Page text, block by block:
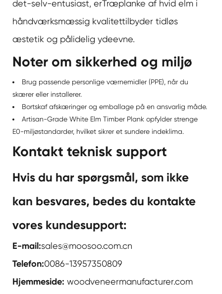
det-selv-entusiast, erTræplanke af hvid elm i
håndværksmæssig kvalitettilbyder tidløs
æstetik og pålidelig ydeevne.
Noter om sikkerhed og miljø
Brug passende personlige værnemidler (PPE), når du
skærer eller installerer.
Bortskaf afskæringer og emballage på en ansvarlig måde.
Artisan-Grade White Elm Timber Plank opfylder strenge
E0-miljøstandarder, hvilket sikrer et sundere indeklima.
Kontakt teknisk support
Hvis du har spørgsmål, som ikke
kan besvares, bedes du kontakte
vores kundesupport:
E-mail:sales@moosoo.com.cn
Telefon:0086-13957350809
Hjemmeside: woodveneermanufacturer.com